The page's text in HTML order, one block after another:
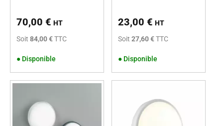
70,00 € HT
Soit 84,00 €TTC
● Disponible
23,00 € HT
Soit 27,60 €TTC
● Disponible